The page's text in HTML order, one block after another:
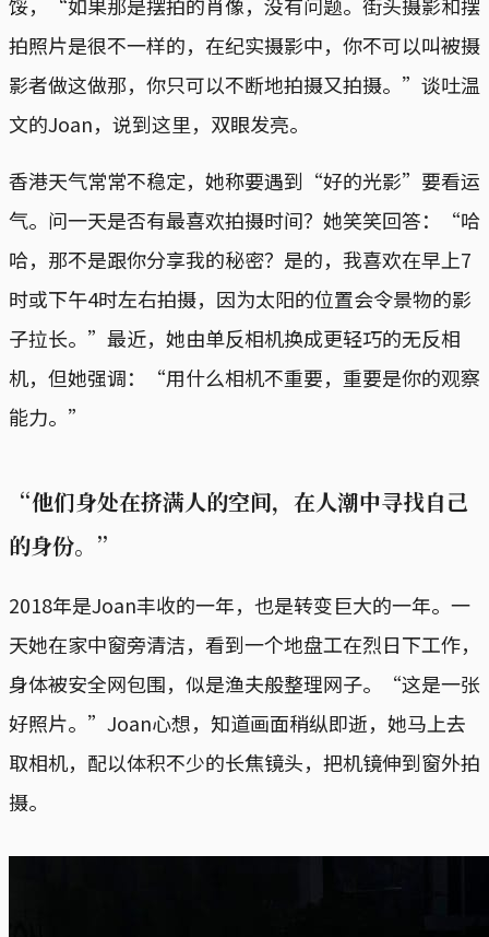
拍照片是很不一样的，在纪实摄影中，你不可以叫被摄
影者做这做那，你只可以不断地拍摄又拍摄。”谈吐温
文的Joan，说到这里，双眼发亮。
香港天气常常不稳定，她称要遇到“好的光影”要看运
气。问一天是否有最喜欢拍摄时间？她笑笑回答：“哈
哈，那不是跟你分享我的秘密？是的，我喜欢在早上7
时或下午4时左右拍摄，因为太阳的位置会令景物的影
子拉长。”最近，她由单反相机换成更轻巧的无反相
机，但她强调：“用什么相机不重要，重要是你的观察
能力。”
“他们身处在挤满人的空间，在人潮中寻找自己
的身份。”
2018年是Joan丰收的一年，也是转变巨大的一年。一
天她在家中窗旁清洁，看到一个地盘工在烈日下工作，
身体被安全网包围，似是渔夫般整理网子。“这是一张
好照片。”Joan心想，知道画面稍纵即逝，她马上去
取相机，配以体积不少的长焦镜头，把机镜伸到窗外拍
摄。